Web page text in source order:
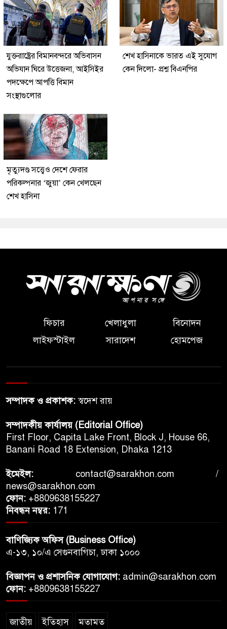
যুক্তরাষ্ট্রের বিমানবন্দরে অভিবাসন
অভিযান ঘিরে উত্তেজনা, আইসিইর
পদক্ষেপে আপত্তি বিমান
সংস্থাগুলোর
শেখ হাসিনাকে ভারত এই সুযোগ
কেন দিলো- প্রশ্ন বিএনপির
মৃত্যুদণ্ড সত্ত্বেও দেশে ফেরার
পরিকল্পনার ‘জুয়া’ কেন খেলছেন
শেখ হাসিনা
ফিচার খেলাধুলা
বিনোদন
লাইফস্টাইল
সারাদেশ হোমপেজ
সম্পাদক ও প্রকাশক:স্বদেশ রায়
সম্পাদকীয় কার্যালয় (Editorial Office)
First Floor, Capita Lake Front, Block J, House 66,
Banani Road 18 Extension, Dhaka 1213
ইমেইল: contact@sarakhon.com /
news@sarakhon.com
ফোন: +8809638155227
নিবন্ধন নম্বর: 171
বাণিজ্যিক অফিস (Business Office)
এ-১৩, ১০/এ সেগুনবাগিচা, ঢাকা ১০০০
বিজ্ঞাপন ও প্রশাসনিক যোগাযোগ: admin@sarakhon.com
ফোন: +8809638155227
জাতীয় ইতিহাস মতামত